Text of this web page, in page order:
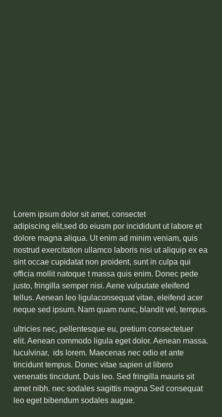
Lorem ipsum dolor sit amet, consectet
adipiscing elit,sed do eiusm por incididunt ut labore et
dolore magna aliqua. Ut enim ad minim veniam, quis
nostrud exercitation ullamco laboris nisi ut aliquip ex ea
sint occae cupidatat non proident, sunt in culpa qui
officia mollit natoque t massa quis enim. Donec pede
justo, fringilla semper nisi. Aene vulputate eleifend
tellus. Aenean leo ligulaconsequat vitae, eleifend acer
neque sed ipsum. Nam quam nunc, blandit vel, tempus.
ultricies nec, pellentesque eu, pretium consectetuer
elit. Aenean commodo ligula eget dolor. Aenean massa.
luculvinar, ids lorem. Maecenas nec odio et ante
tincidunt tempus. Donec vitae sapien ut libero
venenatis tincidunt. Duis leo. Sed fringilla mauris sit
amet nibh. nec sodales sagittis magna Sed consequat
leo eget bibendum sodales augue.